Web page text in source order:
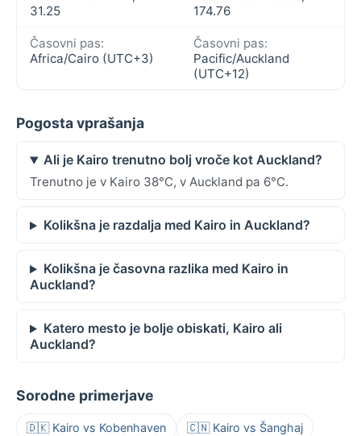
31.25
174.76
Časovni pas:
Africa/Cairo (UTC+3)
Časovni pas:
Pacific/Auckland
(UTC+12)
Pogosta vprašanja
Ali je Kairo trenutno bolj vroče kot Auckland?
Trenutno je v Kairo 38°C, v Auckland pa 6°C.
Kolikšna je razdalja med Kairo in Auckland?
Kolikšna je časovna razlika med Kairo in
Auckland?
Katero mesto je bolje obiskati, Kairo ali
Auckland?
Sorodne primerjave
🇩🇰 Kairo vs Kobenhaven 🇨🇳 Kairo vs Šanghaj